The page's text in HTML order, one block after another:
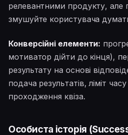
релевантними продукту, але
змушуйте користувача
Конверсійні елементи:
мотиватор дійти до кінця),
результату на основі
подача результатів, ліміт
проходження квіза.
Особиста історія